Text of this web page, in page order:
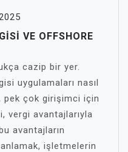
VE OFFSHORE
cazip bir yer.
uygulamaları nasıl
pek çok girişimci için
vergi avantajlarıyla
avantajların
işletmelerin